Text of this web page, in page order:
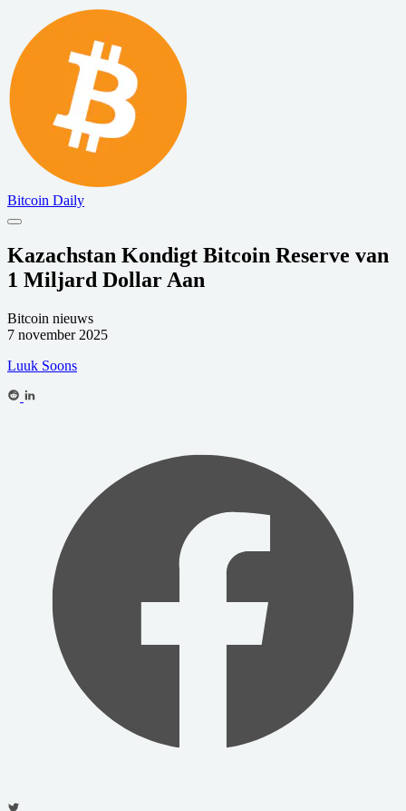
Bitcoin Daily
Kazachstan Kondigt Bitcoin Reserve van
1 Miljard Dollar Aan
Bitcoin nieuws
7 november 2025
Luuk Soons